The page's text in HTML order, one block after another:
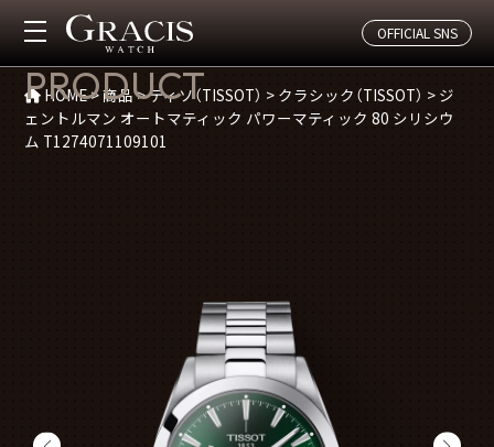
OFFICIAL SNS
商品紹介
PRODUCT
HOME>商品>ティソ（TISSOT） > クラシック（TISSOT） > ジ
ェントルマン オートマティック パワーマティック 80 シリシウ
ム T1274071109101